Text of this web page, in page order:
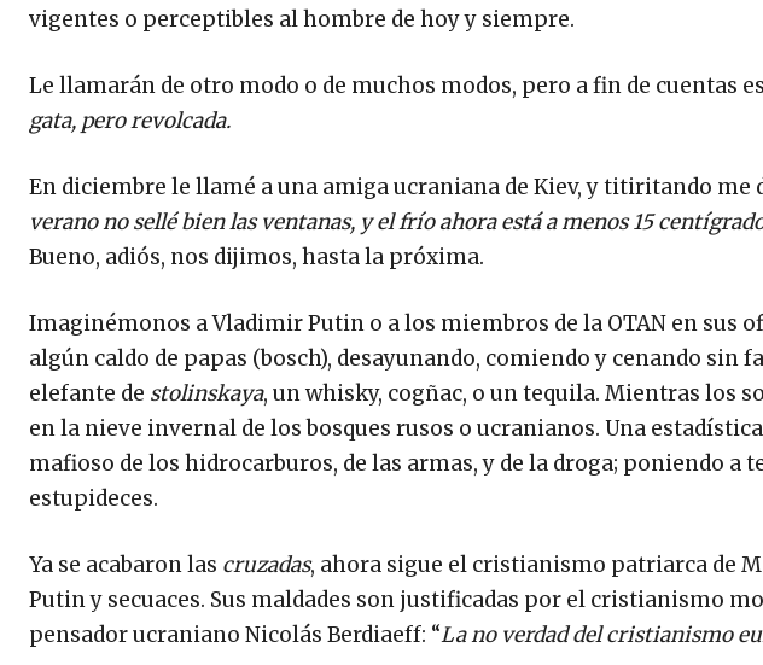
vigentes o perceptibles al hombre de hoy y siempre.
Le llamarán de otro modo o de muchos modos, pero a fin de cuentas
gata, pero revolcada.
En diciembre le llamé a una amiga ucraniana de Kiev, y titiritando me
verano no sellé bien las ventanas, y el frío ahora está a menos 15
Bueno, adiós, nos dijimos, hasta la próxima.
Imaginémonos a Vladimir Putin o a los miembros de la OTAN en sus
algún caldo de papas (bosch), desayunando, comiendo y cenando sin
elefante de stolinskaya, un whisky, cogñac, o un tequila. Mientras los
en la nieve invernal de los bosques rusos o ucranianos. Una
mafioso de los hidrocarburos, de las armas, y de la droga; poniendo a
estupideces.
Ya se acabaron las cruzadas, ahora sigue el cristianismo patriarca de
Putin y secuaces. Sus maldades son justificadas por el cristianismo
pensador ucraniano Nicolás Berdiaeff: “La no verdad del cristianismo